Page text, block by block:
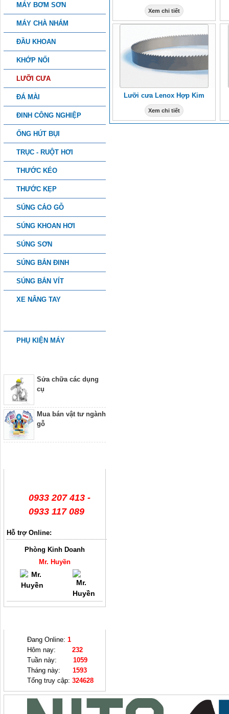
MÁY BƠM SƠN
MÁY CHÀ NHÁM
ĐẦU KHOAN
KHỚP NỐI
LƯỠI CƯA
ĐÁ MÀI
ĐINH CÔNG NGHIỆP
ỐNG HÚT BỤI
TRỤC - RUỘT HƠI
THƯỚC KÉO
THƯỚC KẸP
SÚNG CẢO GỖ
SÚNG KHOAN HƠI
SÚNG SƠN
SÚNG BẮN ĐINH
SÚNG BẮN VÍT
XE NÂNG TAY
PHỤ KIỆN MÁY
Sửa chữa các dụng
cụ
Mua bán vật tư ngành
gỗ
0933 207 413 -
0933 117 089
Hỗ trợ Online:
Phòng Kinh Doanh
Mr. Huyền
Đang Online: 1
Hôm nay: 232
Tuần này: 1059
Tháng này: 1593
Tổng truy cập: 324628
Xem chi tiết
Lưỡi cưa Lenox Hợp Kim
Xem chi tiết